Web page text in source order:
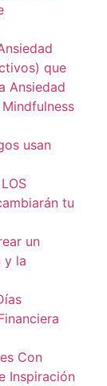
que
Ansiedad
usan
tu
un
y la
Con
Inspiración